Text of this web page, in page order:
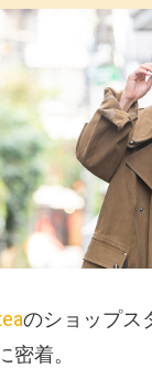
のショップス
密着。